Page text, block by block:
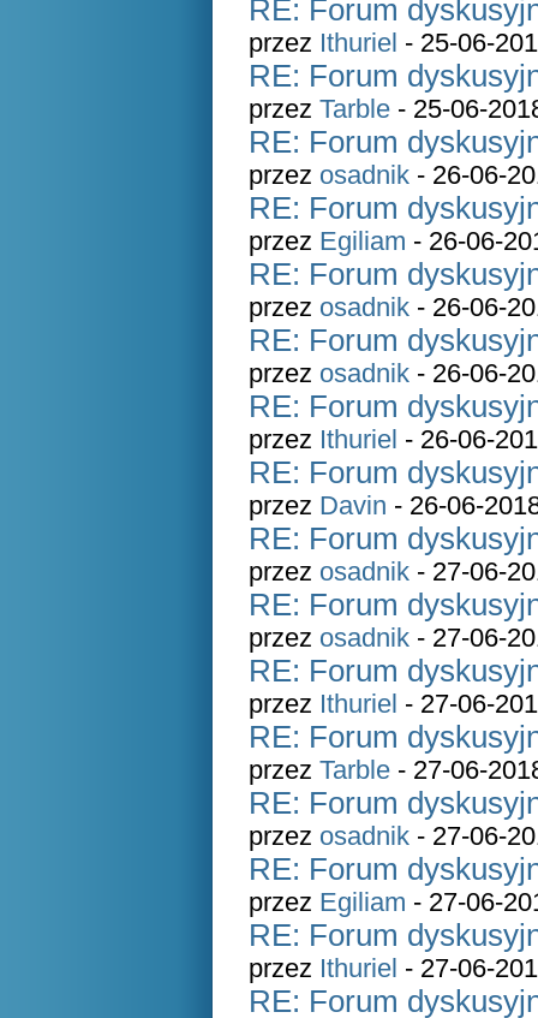
RE: Forum
przez Ithuriel - 25-06-
RE: Forum
przez Tarble - 25-06-
RE: Forum
przez osadnik - 26-06-
RE: Forum
przez Egiliam - 26-06-
RE: Forum
przez osadnik - 26-06-
RE: Forum
przez osadnik - 26-06-
RE: Forum
przez Ithuriel - 26-06-
RE: Forum
przez Davin - 26-06-
RE: Forum
przez osadnik - 27-06-
RE: Forum
przez osadnik - 27-06-
RE: Forum
przez Ithuriel - 27-06-
RE: Forum
przez Tarble - 27-06-
RE: Forum
przez osadnik - 27-06-
RE: Forum
przez Egiliam - 27-06-
RE: Forum
przez Ithuriel - 27-06-
RE: Forum